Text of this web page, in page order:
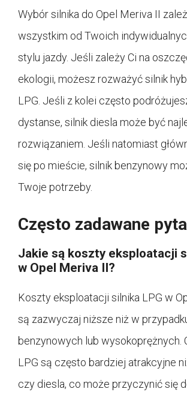
Wybór silnika do Opel Meriva II
wszystkim od Twoich
stylu jazdy. Jeśli zależy Ci na
ekologii, możesz rozważyć silnik
LPG. Jeśli z kolei często
dystanse, silnik diesla może być
rozwiązaniem. Jeśli natomiast
się po mieście, silnik benzynowy
Twoje potrzeby.
Często zadawane
Jakie są koszty eksploatacji
w Opel Meriva II?
Koszty eksploatacji silnika LPG w
są zazwyczaj niższe niż w
benzynowych lub wysokoprężnych.
LPG są często bardziej atrakcyjne
czy diesla, co może przyczynić się